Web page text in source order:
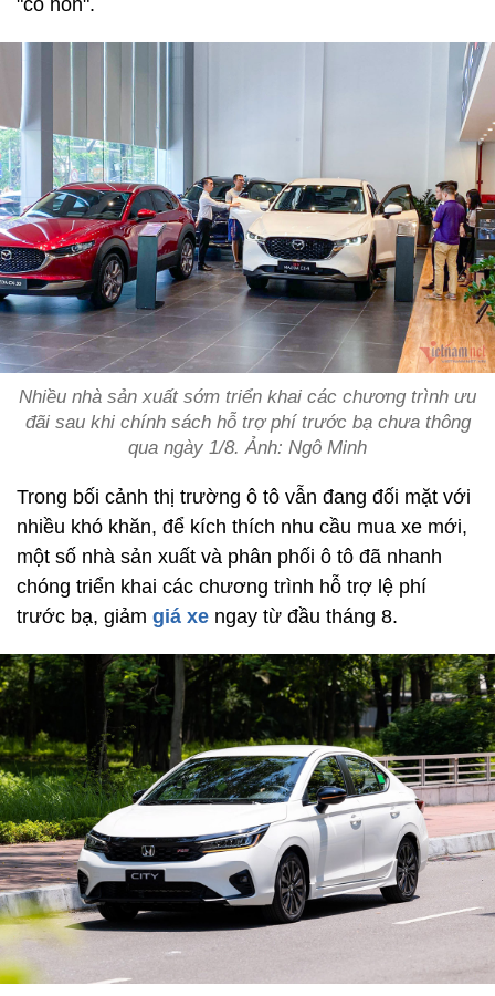
"cô hồn".
Nhiều nhà sản xuất sớm triển khai các chương trình ưu
đãi sau khi chính sách hỗ trợ phí trước bạ chưa thông
qua ngày 1/8. Ảnh: Ngô Minh
Trong bối cảnh thị trường ô tô vẫn đang đối mặt với
nhiều khó khăn, để kích thích nhu cầu mua xe mới,
một số nhà sản xuất và phân phối ô tô đã nhanh
chóng triển khai các chương trình hỗ trợ lệ phí
trước bạ, giảm giá xe ngay từ đầu tháng 8.